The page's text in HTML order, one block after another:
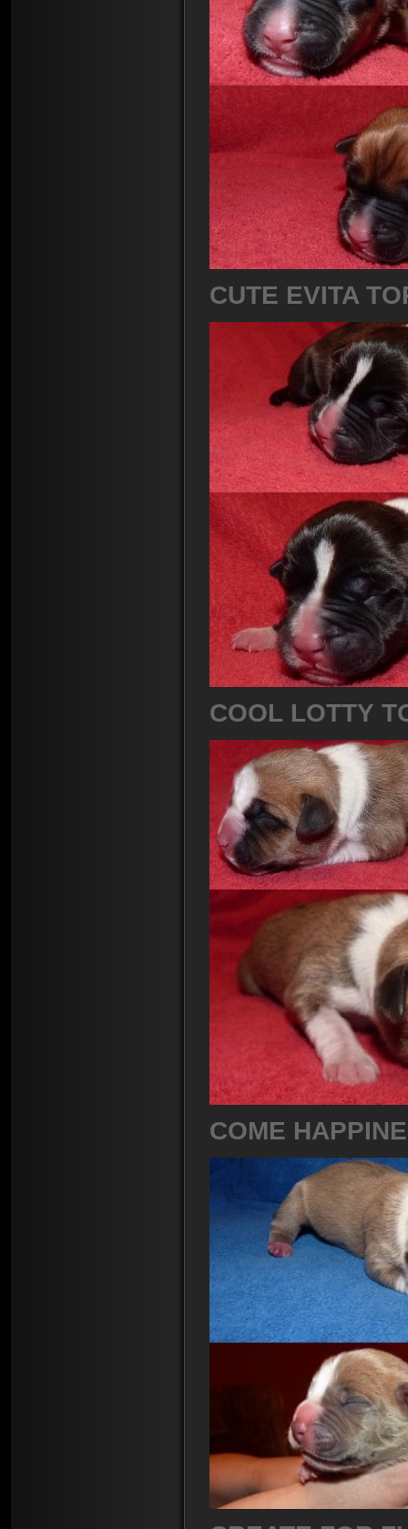
CUTE EVITA
COOL LOTTY
COME